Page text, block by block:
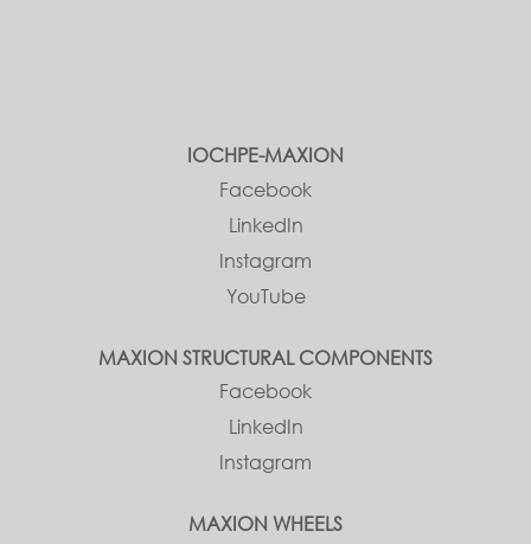
IOCHPE-MAXION
Facebook
LinkedIn
Instagram
YouTube
MAXION STRUCTURAL COMPONENTS
Facebook
LinkedIn
Instagram
MAXION WHEELS